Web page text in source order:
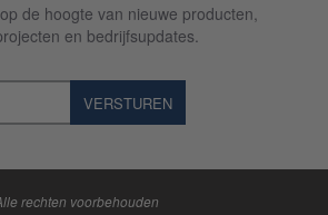
de hoogte van nieuwe producten,
en bedrijfsupdates.
VERSTUREN
rechten voorbehouden